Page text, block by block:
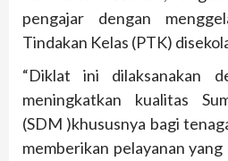
pengajar dengan
Tindakan Kelas (PTK)
“Diklat ini dilaksanakan
meningkatkan kualitas
(SDM )khususnya bagi
memberikan pelayanan